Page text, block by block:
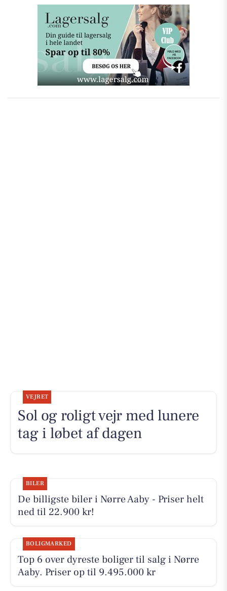
VEJRET
Sol og roligt vejr med lunere
tag i løbet af dagen
BILER
De billigste biler i Nørre Aaby - Priser helt
ned til 22.900 kr!
BOLIGMARKED
Top 6 over dyreste boliger til salg i Nørre
Aaby. Priser op til 9.495.000 kr